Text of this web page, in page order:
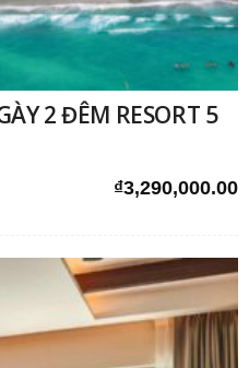
2 ĐÊM RESORT 5
₫3,290,000.00